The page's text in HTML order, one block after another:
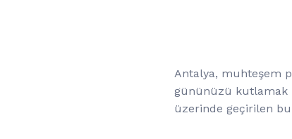
Antalya, muhteşem
gününüzü kutlamak
üzerinde geçirilen